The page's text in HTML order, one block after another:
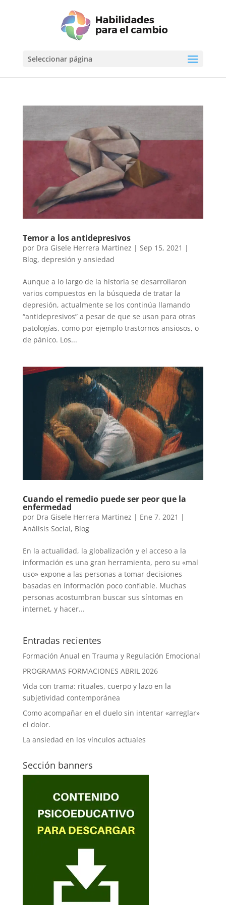
Seleccionar página
Temor a los antidepresivos
por Dra Gisele Herrera Martinez | Sep 15, 2021 |
Blog, depresión y ansiedad
Aunque a lo largo de la historia se desarrollaron
varios compuestos en la búsqueda de tratar la
depresión, actualmente se los continúa llamando
“antidepresivos” a pesar de que se usan para otras
patologías, como por ejemplo trastornos ansiosos, o
de pánico. Los...
Cuando el remedio puede ser peor que la
enfermedad
por Dra Gisele Herrera Martinez | Ene 7, 2021 |
Análisis Social, Blog
En la actualidad, la globalización y el acceso a la
información es una gran herramienta, pero su «mal
uso» expone a las personas a tomar decisiones
basadas en información poco confiable. Muchas
personas acostumbran buscar sus síntomas en
internet, y hacer...
Entradas recientes
Formación Anual en Trauma y Regulación Emocional
PROGRAMAS FORMACIONES ABRIL 2026
Vida con trama: rituales, cuerpo y lazo en la
subjetividad contemporánea
Como acompañar en el duelo sin intentar «arreglar»
el dolor.
La ansiedad en los vínculos actuales
Sección banners